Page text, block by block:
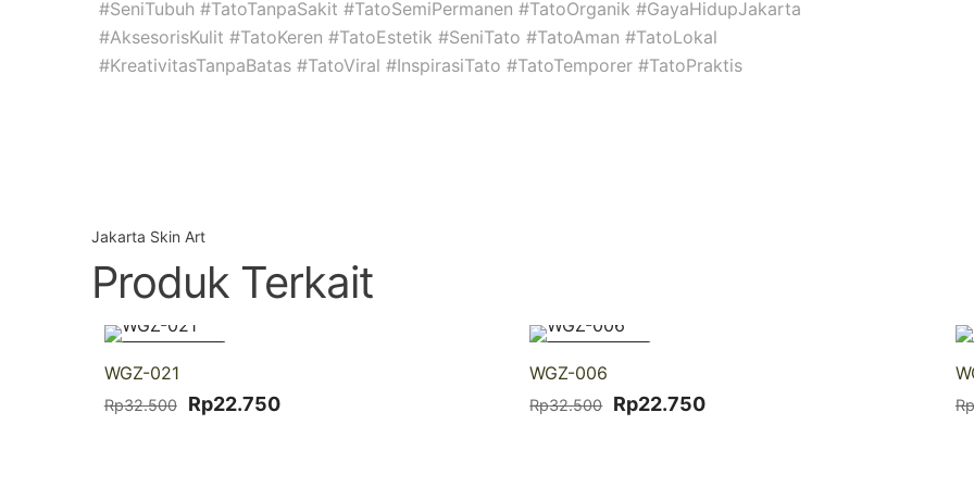
#SeniTubuh #TatoTanpaSakit #TatoSemiPermanen #TatoOrganik #GayaHidupJakarta
#AksesorisKulit #TatoKeren #TatoEstetik #SeniTato #TatoAman #TatoLokal
#KreativitasTanpaBatas #TatoViral #InspirasiTato #TatoTemporer #TatoPraktis
Jakarta Skin Art
Produk Terkait
WGZ-021
Rp32.500
Harga
Rp22.750Harga
WGZ-006
Rp32.500
Harga
Rp22.750Harga
Rp